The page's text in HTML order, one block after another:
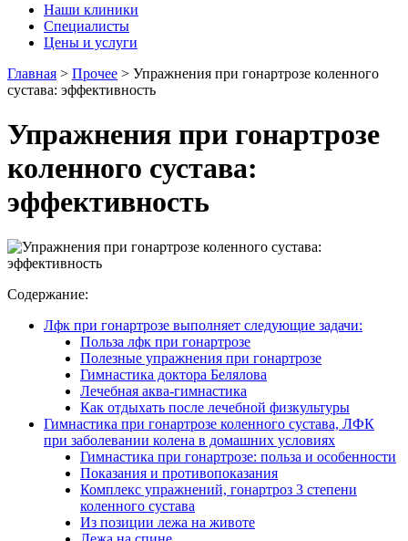
Наши клиники
Специалисты
Цены и услуги
Главная > Прочее > Упражнения при гонартрозе коленного
сустава: эффективность
Упражнения при гонартрозе
коленного сустава:
эффективность
Содержание:
Лфк при гонартрозе выполняет следующие задачи:
Польза лфк при гонартрозе
Полезные упражнения при гонартрозе
Гимнастика доктора Белялова
Лечебная аква-гимнастика
Как отдыхать после лечебной физкультуры
Гимнастика при гонартрозе коленного сустава, ЛФК
при заболевании колена в домашних условиях
Гимнастика при гонартрозе: польза и особенности
Показания и противопоказания
Комплекс упражнений, гонартроз 3 степени
коленного сустава
Из позиции лежа на животе